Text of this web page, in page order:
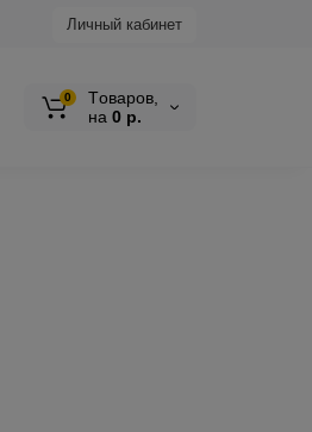
Личный кабинет
0
Tоваров,
на 0 р.